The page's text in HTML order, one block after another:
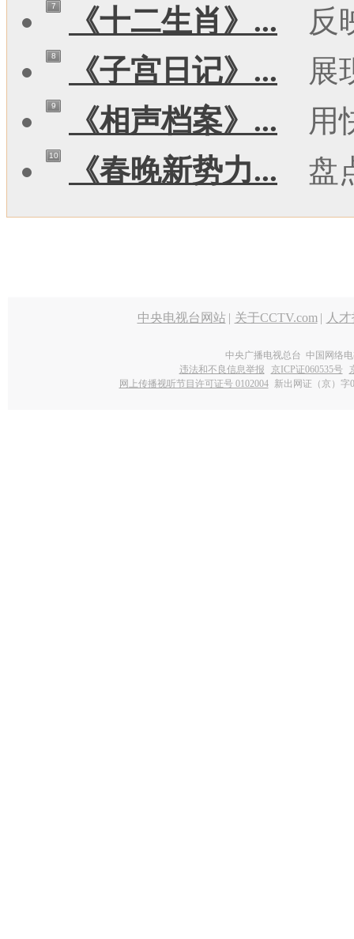
7 《十二生肖》... 反
8 《子宫日记》... 展
9 《相声档案》... 用
10 《春晚新势力... 盘
中央电视台网站 | 关于CCTV.com | 人
中央广播电视总台 中国网络
违法和不良信息举报
京ICP证060535号
网上传播视听节目许可证号 0102004 新出网证（京）